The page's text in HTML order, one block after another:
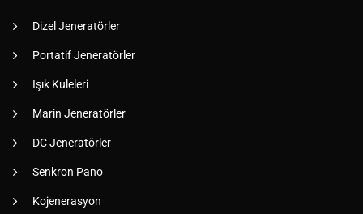
Dizel Jeneratörler
Portatif Jeneratörler
Işık Kuleleri
Marin Jeneratörler
DC Jeneratörler
Senkron Pano
Kojenerasyon